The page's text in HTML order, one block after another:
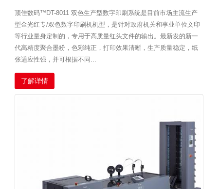
顶佳数码™DT-8011 双色生产型数字印刷系统是目前市场主流生产
型金光红专/双色数字印刷机机型，是针对政府机关和事业单位文印
等行业量身定制的，专用于高质量红头文件的输出。最新发的新一
代高精度聚合墨粉，色彩纯正，打印效果清晰，生产质量稳定，纸
张适应性强，并可根据不同...
了解详情